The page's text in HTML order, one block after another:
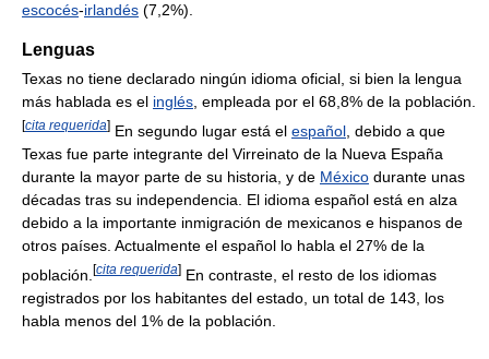
escocés-irlandés (7,2%).
Lenguas
Texas no tiene declarado ningún idioma oficial, si bien la lengua
más hablada es el inglés, empleada por el 68,8% de la población.
[cita requerida] En segundo lugar está el español , debido a que
Texas fue parte integrante del Virreinato de la Nueva España
durante la mayor parte de su historia, y de México durante unas
décadas tras su independencia. El idioma español está en alza
debido a la importante inmigración de mexicanos e hispanos de
otros países. Actualmente el español lo habla el 27% de la
población. [cita requerida] En contraste, el resto de los idiomas
registrados por los habitantes del estado, un total de 143, los
habla menos del 1% de la población.